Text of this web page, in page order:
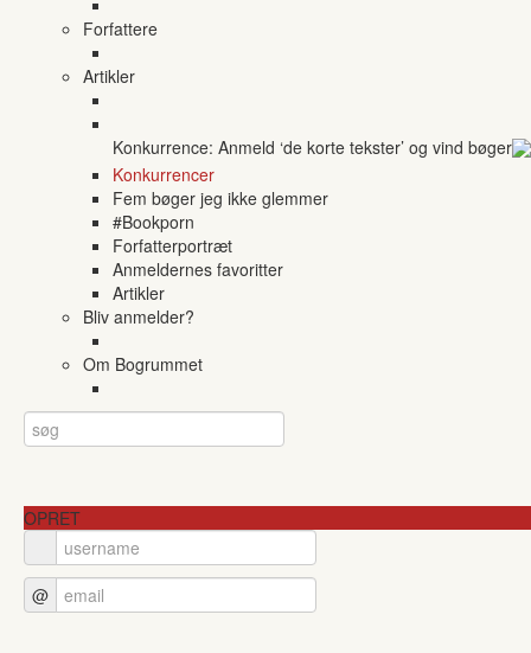
Forfattere
Artikler
Konkurrence: Anmeld ‘de korte tekster’ og vind bøger
Konkurrencer
Fem bøger jeg ikke glemmer
#Bookporn
Forfatterportræt
Anmeldernes favoritter
Artikler
Bliv anmelder?
Om Bogrummet
OPRET
@